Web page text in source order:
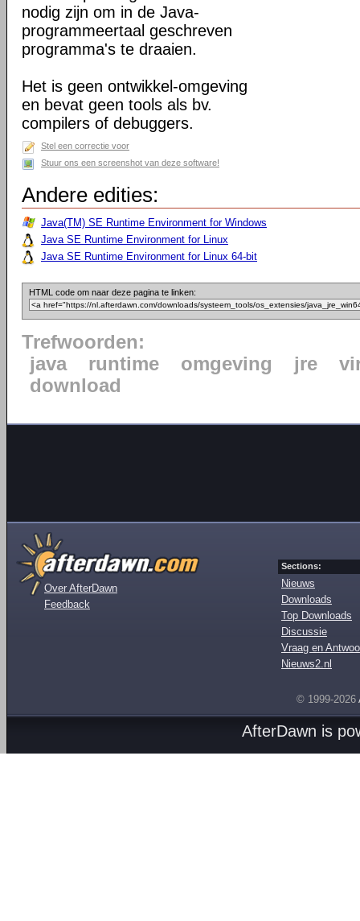
nodig zijn om in de Java-
programmeertaal geschreven
programma's te draaien.
Het is geen ontwikkel-omgeving
en bevat geen tools als bv.
compilers of debuggers.
Stel een correctie voor
Stuur ons een screenshot van deze software!
Andere edities:
Java(TM) SE Runtime Environment for Windows
Java SE Runtime Environment for Linux
Java SE Runtime Environment for Linux 64-bit
HTML code om naar deze pagina te linken:
Trefwoorden:
java
runtime omgeving jre
download
Over AfterDawn
Feedback
Sections:
Nieuws
Downloads
Top Downloads
Discussie
Vraag en
Nieuws2.nl
© 1999-2026
AfterDawn is